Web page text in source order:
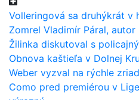
Volleringová sa druhýkrát v
Zomrel Vladimír Páral,
Žilinka diskutoval s
Obnova kaštieľa v Dolnej
Weber vyzval na rýchle
Como pred premiérou v